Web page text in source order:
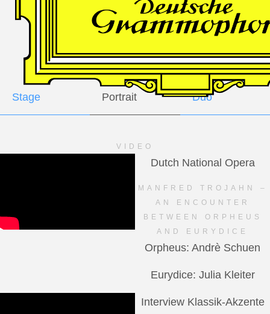
GALLERY
Stage Portrait Duo
VIDEO
Dutch National Opera
MANFRED TROJAHN –
AN ENCOUNTER
BETWEEN ORPHEUS
AND EURYDICE
Orpheus: Andrè Schuen
Eurydice: Julia Kleiter
Interview Klassik-Akzente